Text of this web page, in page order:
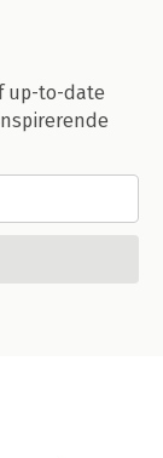
up-to-date